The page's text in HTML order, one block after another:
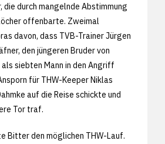
die durch mangelnde Abstimmung
offenbarte. Zweimal
davon, dass TVB-Trainer Jürgen
den jüngeren Bruder von
siebten Mann in den Angriff
für THW-Keeper Niklas
auf die Reise schickte und
Tor traf.
Bitter den möglichen THW-Lauf.